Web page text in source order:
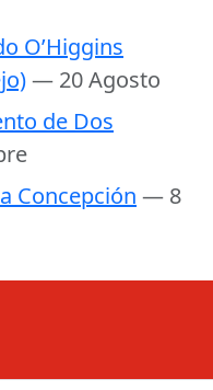
O’Higgins
— 20 Agosto
de Dos
Concepción — 8